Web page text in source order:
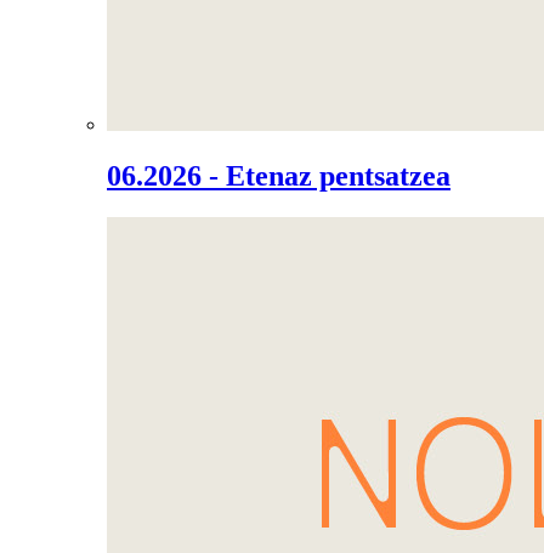
06.2026 - Etenaz pentsatzea